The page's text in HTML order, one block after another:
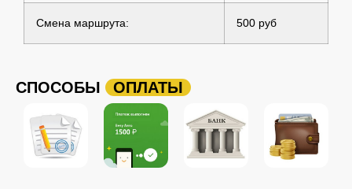
Смена маршрута: 500 руб
СПОСОБЫ ОПЛАТЫ